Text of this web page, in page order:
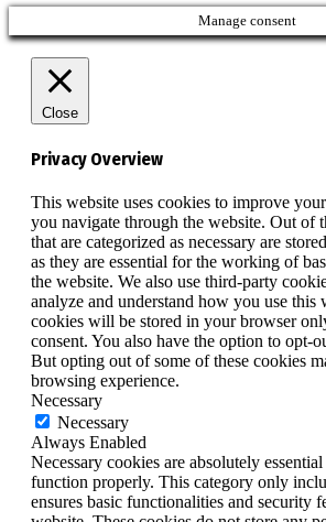
Manage consent
Close
Privacy Overview
This website uses cookies to improve
you navigate through the website. Out of
that are categorized as necessary are
as they are essential for the working of
the website. We also use third-party
analyze and understand how you use this
cookies will be stored in your browser
consent. You also have the option to opt-
But opting out of some of these cookies
browsing experience.
Necessary
Necessary
Always Enabled
Necessary cookies are absolutely
function properly. This category only
ensures basic functionalities and security